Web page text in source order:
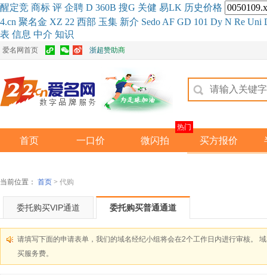
醒定竞 商标 评 企聘 D 360B 搜G 关健 易LK 历史价格
4.cn 聚名金 XZ 22 西部 玉集 新介 Sedo AF GD 101 Dy N Re Uni
表 信息 中介 知识